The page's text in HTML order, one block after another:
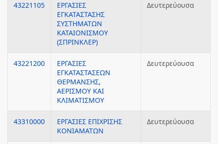
43221105
ΕΡΓΑΣΙΕΣ
ΕΓΚΑΤΑΣΤΑΣΗΣ
ΣΥΣΤΗΜΑΤΩΝ
ΚΑΤΑΙΟΝΙΣΜΟΥ
(ΣΠΡΙΝΚΛΕΡ)
Δευτερεύουσα
43221200
ΕΡΓΑΣΙΕΣ
ΕΓΚΑΤΑΣΤΑΣΕΩΝ
ΘΕΡΜΑΝΣΗΣ,
ΑΕΡΙΣΜΟΥ ΚΑΙ
ΚΛΙΜΑΤΙΣΜΟΥ
Δευτερεύουσα
43310000
ΕΡΓΑΣΙΕΣ ΕΠΙΧΡΙΣΗΣ
ΚΟΝΙΑΜΑΤΩΝ
Δευτερεύουσα